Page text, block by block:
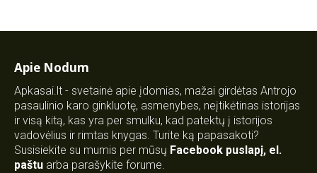
Apie Nodum
Apkasai.lt - svetainė apie įdomias, mažai girdėtas Antrojo
pasaulinio karo ginkluotę, asmenybes, neįtikėtinas istorijas
ir visą kitą, kas yra per smulku, kad patektų į istorijos
vadovėlius ir rimtas knygas. Turite ką papasakoti?
Susisiekite su mumis per mūsų Facebook puslapį, el.
paštu arba parašykite forume.